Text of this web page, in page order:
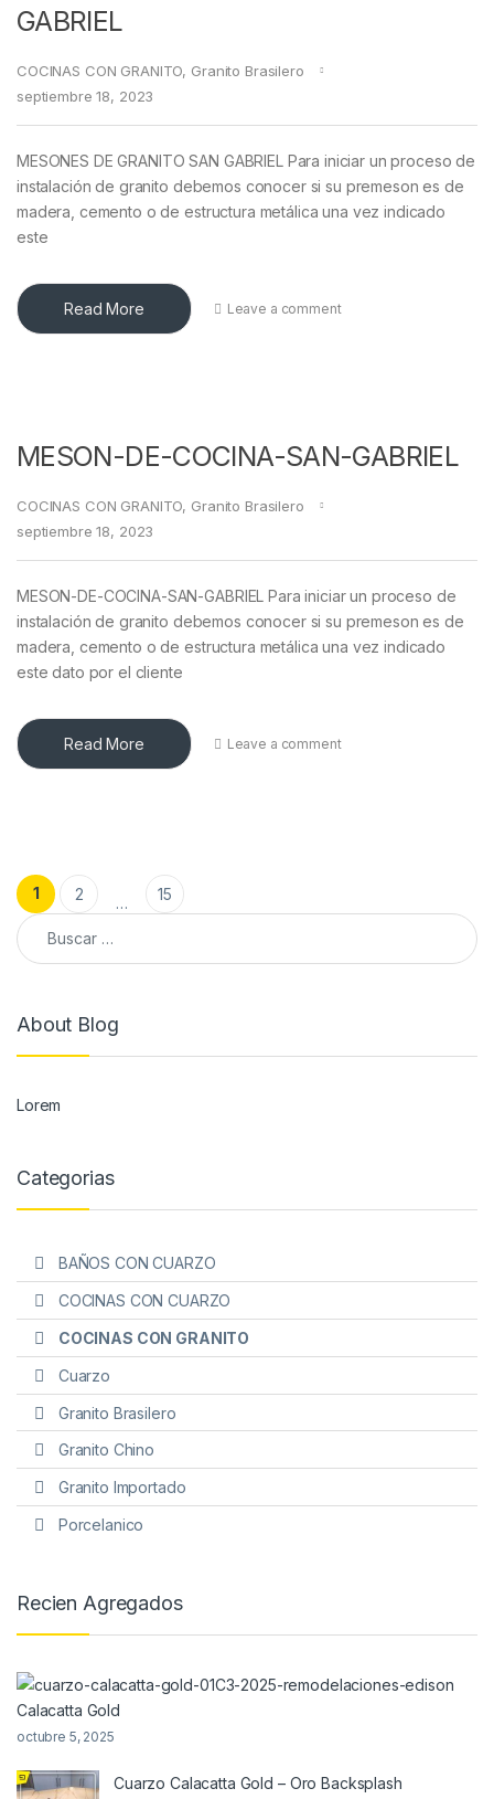
GABRIEL
COCINAS CON GRANITO, Granito Brasilero
septiembre 18, 2023
MESONES DE GRANITO SAN GABRIEL Para iniciar un proceso de
instalación de granito debemos conocer si su premeson es de
madera, cemento o de estructura metálica una vez indicado
este
Read More Leave a comment
MESON-DE-COCINA-SAN-GABRIEL
COCINAS CON GRANITO, Granito Brasilero
septiembre 18, 2023
MESON-DE-COCINA-SAN-GABRIEL Para iniciar un proceso de
instalación de granito debemos conocer si su premeson es de
madera, cemento o de estructura metálica una vez indicado
este dato por el cliente
Read More Leave a comment
Posts pagination
1 2 …
15
Buscar:
About Blog
Lorem
Categorias
BAÑOS CON CUARZO
COCINAS CON CUARZO
COCINAS CON GRANITO
Cuarzo
Granito Brasilero
Granito Chino
Granito Importado
Porcelanico
Recien Agregados
Calacatta Gold
octubre 5, 2025
Cuarzo Calacatta Gold – Oro Backsplash